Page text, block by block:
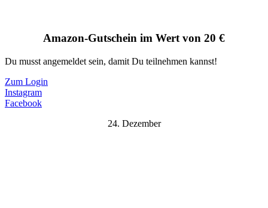
Amazon-Gutschein im Wert von 20 €
Du musst angemeldet sein, damit Du teilnehmen kannst!
Zum Login
Instagram
Facebook
24. Dezember